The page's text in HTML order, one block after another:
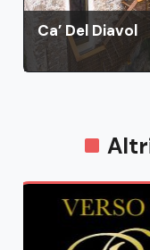
Ca’ Del Diavol